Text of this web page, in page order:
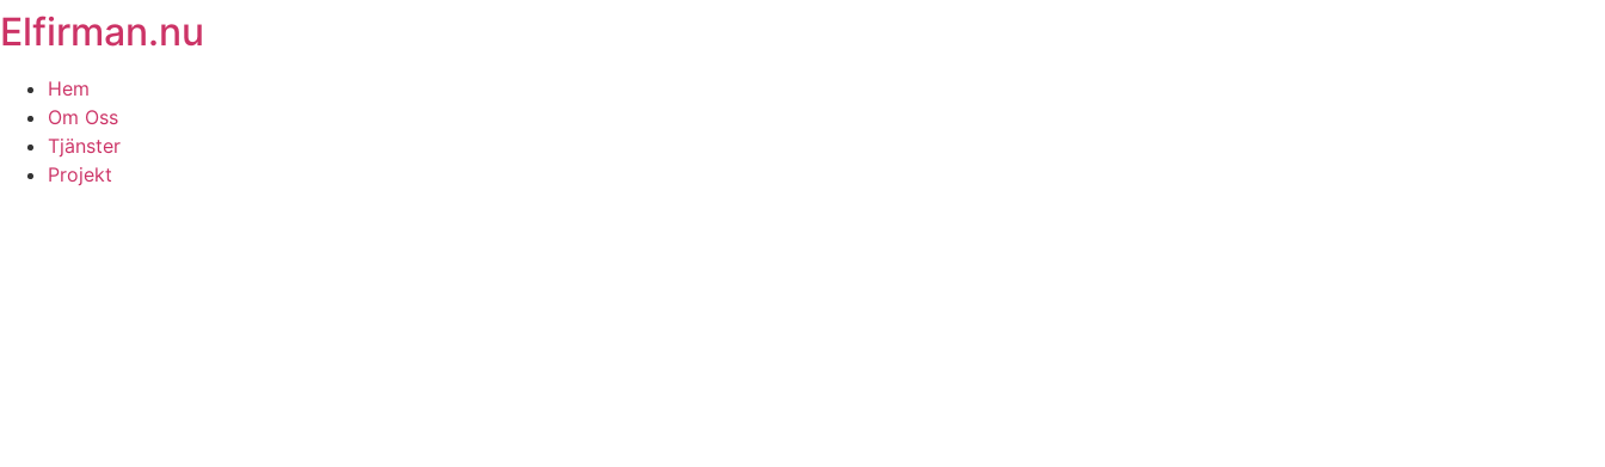
Skip
to
content
Elfirman.nu
Hem
Om Oss
Tjänster
Projekt